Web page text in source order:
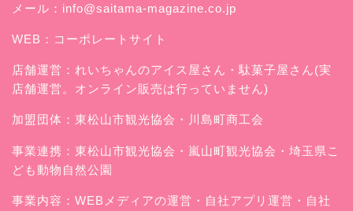
メール： info@saitama-magazine.co.jp
WEB： コーポレートサイト
店舗運営： れいちゃんのアイス屋さん ・駄菓子屋さん(実
店舗運営。オンライン販売は行っていません)
加盟団体：東松山市観光協会・川島町商工会
事業連携：東松山市観光協会・嵐山町観光協会・埼玉県こ
ども動物自然公園
事業内容：WEBメディアの運営・自社アプリ運営・自社